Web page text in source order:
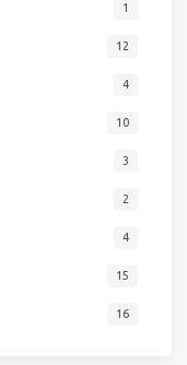
1
12
4
10
3
2
4
15
16